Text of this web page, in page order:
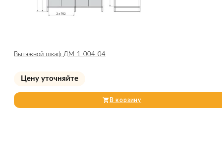
Вытяжной шкаф ДМ-1-004-04
Цену уточняйте
В корзину